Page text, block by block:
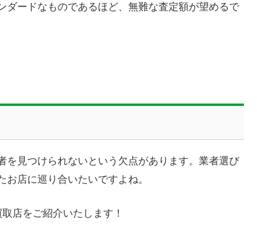
ダードなものであるほど、無難な査定額が望めるで
見つけられないという欠点があります。業者選び
店に巡り合いたいですよね。
店をご紹介いたします！